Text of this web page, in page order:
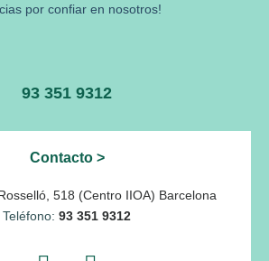
por confiar en nosotros!
93 351 9312
Contacto >
518 (Centro IIOA) Barcelona
Teléfono: 93 351 9312